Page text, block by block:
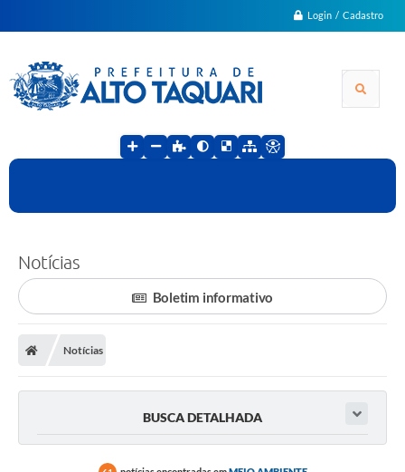
Login / Cadastro
Notícias
Boletim informativo
Notícias
BUSCA DETALHADA